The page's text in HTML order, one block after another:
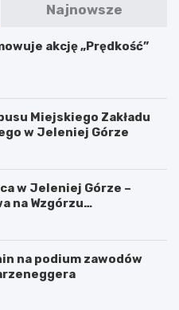
Najnowsze
akcję „Prędkość”
Miejskiego Zakładu
w Jeleniej Górze
w Jeleniej Górze –
na Wzgórzu
na podium zawodów